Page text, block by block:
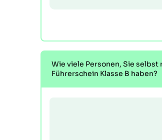
Wie viele Personen, Sie
Führerschein Klasse B haben?